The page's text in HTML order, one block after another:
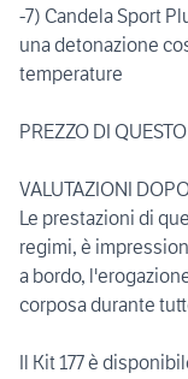
-7) Candela Sport
una detonazione
temperature
PREZZO DI
VALUTAZIONI
Le prestazioni di
regimi, è
a bordo,
corposa durante
Il Kit 177 è